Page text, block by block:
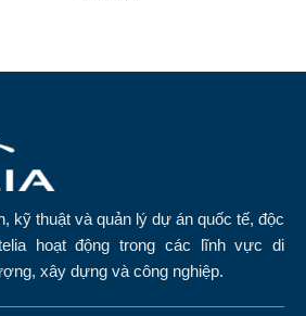
kỹ thuật và quản lý dự án quốc tế, độc
hoạt động trong các lĩnh vực di
xây dựng và công nghiệp.